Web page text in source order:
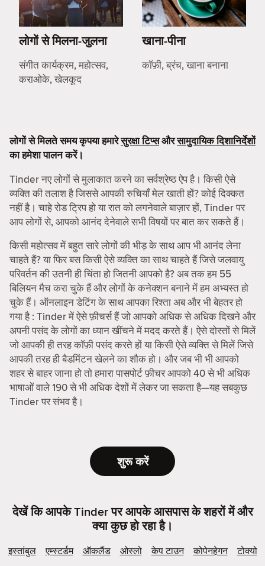
लोगों से मिलना-जुलना
संगीत कार्यक्रम, महोत्सव,
कराओके, खेलकूद
खाना-पीना
कॉफ़ी, ब्रंच, खाना बनाना
लोगों से मिलते समय कृपया हमारेसुरक्षा टिप्सऔरसामुदायिक दिशानिर्देशों
का हमेशा पालन करें।
Tinder नए लोगों से मुलाकात करने का सर्वश्रेष्ठ ऐप है। किसी ऐसे
व्यक्ति की तलाश है जिससे आपकी रुचियाँ मेल खाती हों? कोई दिक्कत
नहीं है। चाहे रोड ट्रिप हो या रात को लगनेवाले बाज़ार हों, Tinder पर
आप लोगों से, आपको आनंद देनेवाले सभी विषयों पर बात कर सकते हैं।
किसी महोत्सव में बहुत सारे लोगों की भीड़ के साथ आप भी आनंद लेना
चाहते हैं? या फिर बस किसी ऐसे व्यक्ति का साथ चाहते हैं जिसे जलवायु
परिवर्तन की उतनी ही चिंता हो जितनी आपको है? अब तक हम 55
बिलियन मैच करा चुके हैं और लोगों के कनेक्शन बनाने में हम अभ्यस्त हो
चुके हैं। ऑनलाइन डेटिंग के साथ आपका रिश्ता अब और भी बेहतर हो
गया है : Tinder में ऐसे फ़ीचर्स हैं जो आपको अधिक से अधिक दिखने और
अपनी पसंद के लोगों का ध्यान खींचने में मदद करते हैं। ऐसे दोस्तों से मिलें
जो आपकी ही तरह कॉफ़ी पसंद करते हों या किसी ऐसे व्यक्ति से मिलें जिसे
आपकी तरह ही बैडमिंटन खेलने का शौक हो। और जब भी भी आपको
शहर से बाहर जाना हो तो हमारा पासपोर्ट फ़ीचर आपको 40 से भी अधिक
भाषाओं वाले 190 से भी अधिक देशों में लेकर जा सकता है—यह सबकुछ
Tinder पर संभव है।
शुरू करें
देखें कि आपके Tinder पर आपके आसपास के शहरों में और
क्या कुछ हो रहा है।
इस्तांबुल एम्स्टर्डम ऑकलैंड ओस्लो केप टाउन कोपेनहेगन
टोक्यो